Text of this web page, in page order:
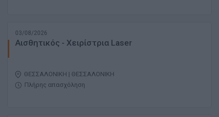
03/08/2026
Αισθητικός - Χειρίστρια Laser
ΘΕΣΣΑΛΟΝΙΚΗ | ΘΕΣΣΑΛΟΝΙΚΗ
Πλήρης απασχόληση